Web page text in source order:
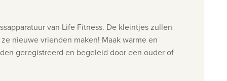
van Life Fitness. De kleintjes zullen
nieuwe vrienden maken! Maak warme en
geregistreerd en begeleid door een ouder of